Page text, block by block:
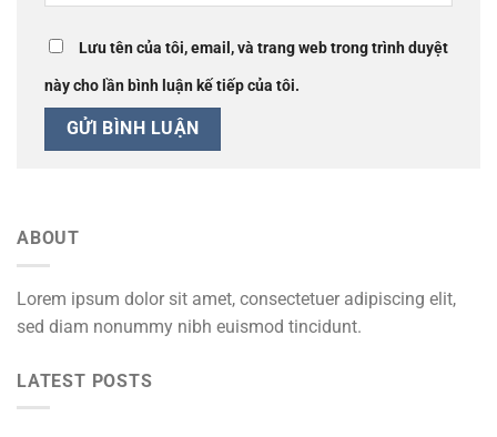
Lưu tên của tôi, email, và trang web trong trình duyệt
này cho lần bình luận kế tiếp của tôi.
ABOUT
Lorem ipsum dolor sit amet, consectetuer adipiscing elit,
sed diam nonummy nibh euismod tincidunt.
LATEST POSTS